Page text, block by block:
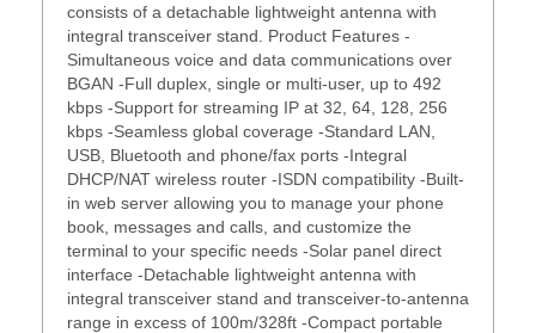
consists of a detachable lightweight antenna with
integral transceiver stand. Product Features -
Simultaneous voice and data communications over
BGAN -Full duplex, single or multi-user, up to 492
kbps -Support for streaming IP at 32, 64, 128, 256
kbps -Seamless global coverage -Standard LAN,
USB, Bluetooth and phone/fax ports -Integral
DHCP/NAT wireless router -ISDN compatibility -Built-
in web server allowing you to manage your phone
book, messages and calls, and customize the
terminal to your specific needs -Solar panel direct
interface -Detachable lightweight antenna with
integral transceiver stand and transceiver-to-antenna
range in excess of 100m/328ft -Compact portable